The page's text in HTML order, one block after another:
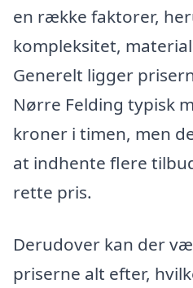
en række faktorer,
kompleksitet,
Generelt ligger
Nørre Felding typisk
kroner i timen, men
at indhente flere
rette pris.
Derudover kan der
priserne alt efter,